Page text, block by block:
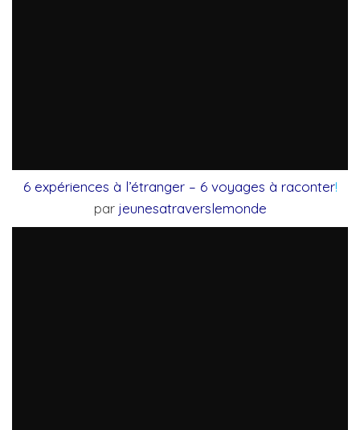
6 expériences à l’étranger – 6 voyages à raconter!
par jeunesatraverslemonde